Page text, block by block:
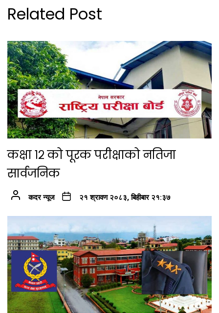
Related Post
कक्षा १२ को पूरक परीक्षाको नतिजा
सार्वजनिक
कदर न्यूज २१ श्रावण २०८३, बिहीबार २१:३७